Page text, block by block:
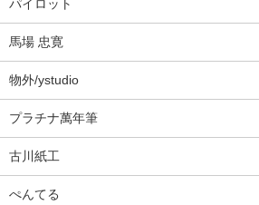
パイロット
馬場 忠寛
物外/ystudio
プラチナ萬年筆
古川紙工
ぺんてる